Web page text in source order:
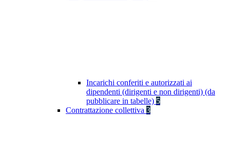
Incarichi conferiti e autorizzati ai
dipendenti (dirigenti e non dirigenti) (da
pubblicare in tabelle) 5
Contrattazione collettiva 3